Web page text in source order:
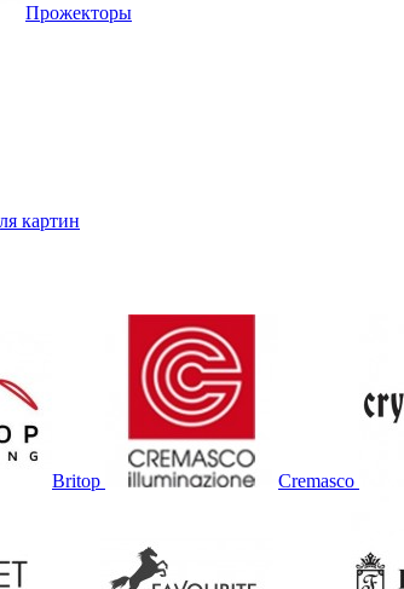
Прожекторы
картин
Britop Cremasco